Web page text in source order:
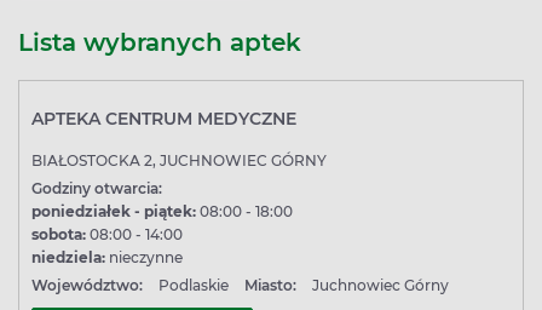
Lista wybranych aptek
APTEKA CENTRUM MEDYCZNE
BIAŁOSTOCKA 2, JUCHNOWIEC GÓRNY
Godziny otwarcia:
poniedziałek - piątek: 08:00 - 18:00
sobota: 08:00 - 14:00
niedziela: nieczynne
Województwo:
Podlaskie Miasto: Juchnowiec Górny